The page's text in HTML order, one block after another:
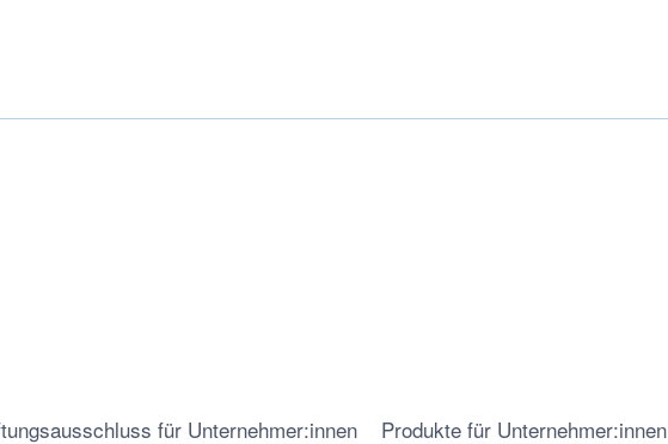
für Unternehmer:innen Produkte für Unternehmer:innen